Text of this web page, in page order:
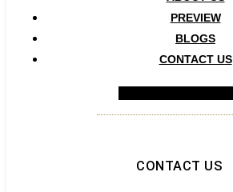
PREVIEW
BLOGS
CONTACT US
CONTACT US